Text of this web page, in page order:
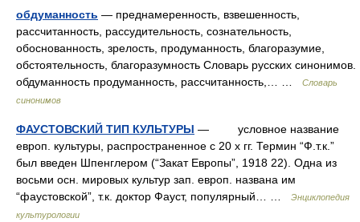
обдуманность — преднамеренность, взвешенность,
рассчитанность, рассудительность, сознательность,
обоснованность, зрелость, продуманность, благоразумие,
обстоятельность, благоразумность Словарь русских синонимов.
обдуманность продуманность, рассчитанность,… …
Словарь
синонимов
ФАУСТОВСКИЙ ТИП КУЛЬТУРЫ — условное название
европ. культуры, распространенное с 20 х гг. Термин “Ф.т.к.”
был введен Шпенглером (“Закат Европы”, 1918 22). Одна из
восьми осн. мировых культур зап. европ. названа им
“фаустовской”, т.к. доктор Фауст, популярный… …
Энциклопедия
культурологии